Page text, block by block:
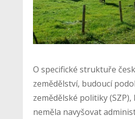
O specifické struktuře
zemědělství, budoucí
zemědělské politiky
neměla navyšovat